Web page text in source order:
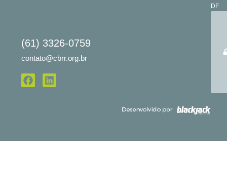
(61) 3326-0759
contato@cbrr.org.br
DF